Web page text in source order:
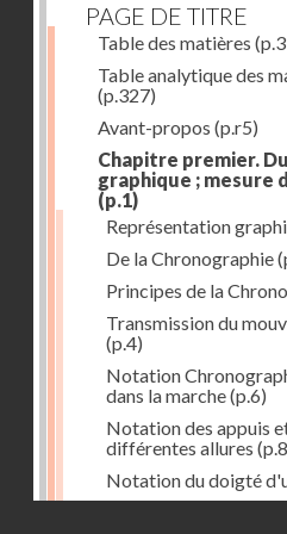
PAGE DE TITRE
Table des matières
Table analytique des
(p.327)
Avant-propos (p.r5)
Chapitre premier.
graphique ; mesure
(p.1)
Représentation
De la Chronographie
Principes de la
Transmission du
(p.4)
Notation
dans la marche(p.6)
Notation des appuis
différentes allures
Notation du doigté